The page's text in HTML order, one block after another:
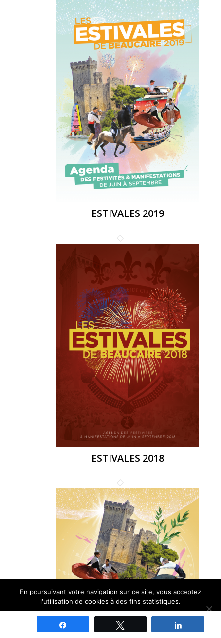
ESTIVALES 2019
ESTIVALES 2018
En poursuivant votre navigation sur ce site, vous acceptez
l'utilisation de cookies à des fins statistiques.
Ok Non